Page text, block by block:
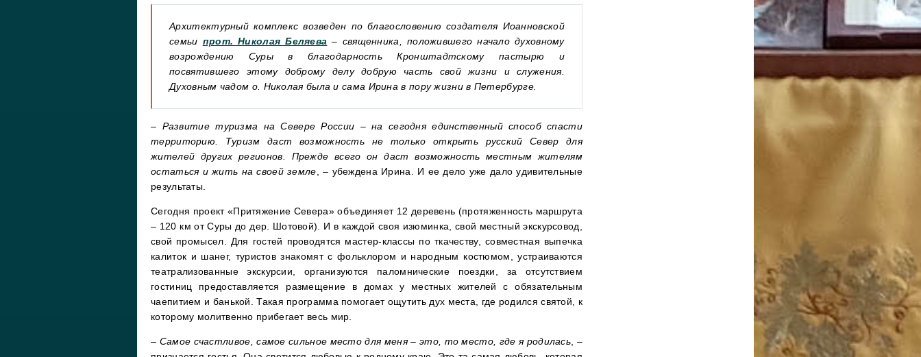
Архитектурный комплекс возведен по благословению создателя Иоанновской
семьи прот. Николая Беляева – священника, положившего начало духовному
возрождению Суры в благодарность Кронштадтскому пастырю и
посвятившего этому доброму делу добрую часть свой жизни и служения.
Духовным чадом о. Николая была и сама Ирина в пору жизни в Петербурге.
– Развитие туризма на Севере России – на сегодня единственный способ спасти
территорию. Туризм даст возможность не только открыть русский Север для
жителей других регионов. Прежде всего он даст возможность местным жителям
остаться и жить на своей земле , – убеждена Ирина. И ее дело уже дало удивительные
результаты.
Сегодня проект «Притяжение Севера» объединяет 12 деревень (протяженность маршрута
– 120 км от Суры до дер. Шотовой). И в каждой своя изюминка, свой местный экскурсовод,
свой промысел. Для гостей проводятся мастер-классы по ткачеству, совместная выпечка
калиток и шанег, туристов знакомят с фольклором и народным костюмом, устраиваются
театрализованные экскурсии, организуются паломнические поездки, за отсутствием
гостиниц предоставляется размещение в домах у местных жителей с обязательным
чаепитием и банькой. Такая программа помогает ощутить дух места, где родился святой, к
которому молитвенно прибегает весь мир.
– Самое счастливое, самое сильное место для меня – это, то место, где я родилась , –